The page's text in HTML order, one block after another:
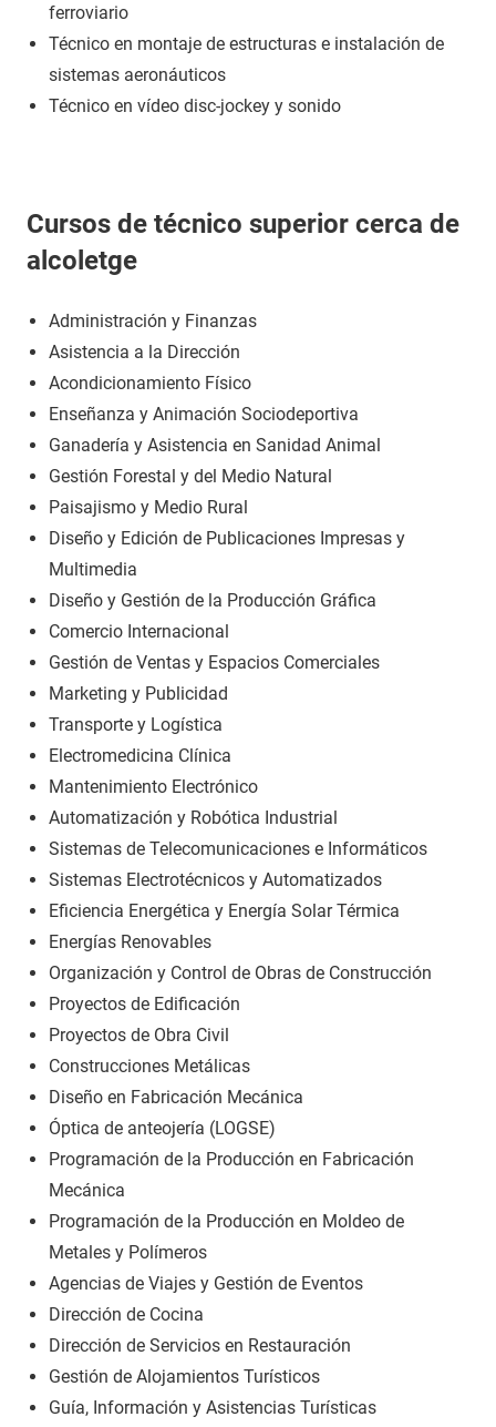
ferroviario
Técnico en montaje de estructuras e instalación de
sistemas aeronáuticos
Técnico en vídeo disc-jockey y sonido
Cursos de técnico superior cerca de
alcoletge
Administración y Finanzas
Asistencia a la Dirección
Acondicionamiento Físico
Enseñanza y Animación Sociodeportiva
Ganadería y Asistencia en Sanidad Animal
Gestión Forestal y del Medio Natural
Paisajismo y Medio Rural
Diseño y Edición de Publicaciones Impresas y
Multimedia
Diseño y Gestión de la Producción Gráfica
Comercio Internacional
Gestión de Ventas y Espacios Comerciales
Marketing y Publicidad
Transporte y Logística
Electromedicina Clínica
Mantenimiento Electrónico
Automatización y Robótica Industrial
Sistemas de Telecomunicaciones e Informáticos
Sistemas Electrotécnicos y Automatizados
Eficiencia Energética y Energía Solar Térmica
Energías Renovables
Organización y Control de Obras de Construcción
Proyectos de Edificación
Proyectos de Obra Civil
Construcciones Metálicas
Diseño en Fabricación Mecánica
Óptica de anteojería (LOGSE)
Programación de la Producción en Fabricación
Mecánica
Programación de la Producción en Moldeo de
Metales y Polímeros
Agencias de Viajes y Gestión de Eventos
Dirección de Cocina
Dirección de Servicios en Restauración
Gestión de Alojamientos Turísticos
Guía, Información y Asistencias Turísticas